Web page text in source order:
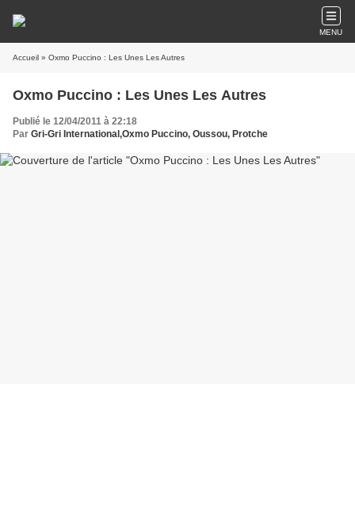
MENU
Accueil » Oxmo Puccino : Les Unes Les Autres
Oxmo Puccino : Les Unes Les Autres
Publié le 12/04/2011 à 22:18
Par Gri-Gri International,Oxmo Puccino, Oussou, Protche